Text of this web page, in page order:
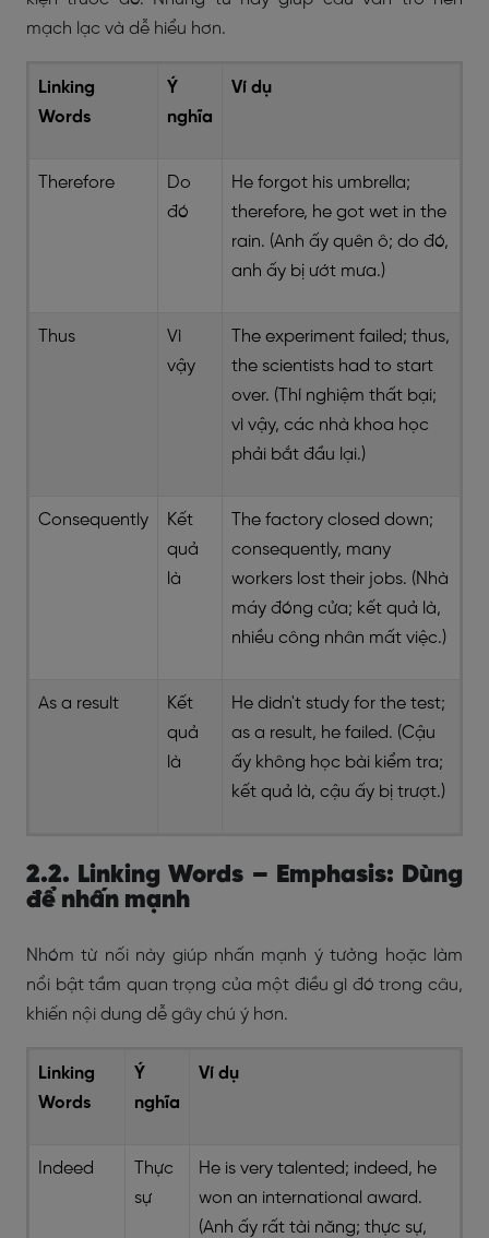
mạch lạc và dễ hiểu hơn.
Linking
Words
Ý
nghĩa
Ví dụ
Therefore
Do
đó
He forgot his umbrella;
therefore, he got wet in the
rain. (Anh ấy quên ô; do đó,
anh ấy bị ướt mưa.)
Thus
Vì
vậy
The experiment failed; thus,
the scientists had to start
over. (Thí nghiệm thất bại;
vì vậy, các nhà khoa học
phải bắt đầu lại.)
Consequently
Kết
quả
là
The factory closed down;
consequently, many
workers lost their jobs. (Nhà
máy đóng cửa; kết quả là,
nhiều công nhân mất việc.)
As a result
Kết
quả
là
He didn't study for the test;
as a result, he failed. (Cậu
ấy không học bài kiểm tra;
kết quả là, cậu ấy bị trượt.)
2.2. Linking Words – Emphasis: Dùng
để nhấn mạnh
Nhóm từ nối này giúp nhấn mạnh ý tưởng hoặc làm
nổi bật tầm quan trọng của một điều gì đó trong câu,
khiến nội dung dễ gây chú ý hơn.
Linking
Words
Ý
nghĩa
Ví dụ
Indeed
Thực
sự
He is very talented; indeed, he
won an international award.
(Anh ấy rất tài năng; thực sự,